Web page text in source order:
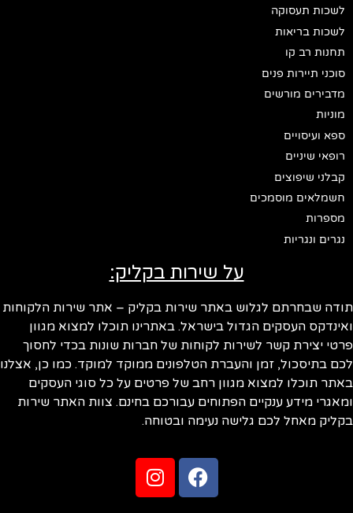
לשכות תעסוקה
לשכות בריאות
תחנות רב קו
סוכני תיירות פנים
מדבירים מורשים
מוניות
ספא ועיסויים
רופאי שיניים
קבלני שיפוצים
חשמלאים מוסמכים
מספרות
נגרים ונגריות
על שירות בקליק:
שבחרתם לגלוש באתר שירות בקליק – אתר שירות הלקוחות
העסקים הגדול בישראל. באתרינו תוכלו למצוא מגוון
יצירת קשר לשירות לקוחות של חברות שונות בכדי לחסוך
בתיסכול, זמן והעברת הטלפונים ממוקד למוקד. כמו כן, אצלנו
תוכלו למצוא מגוון רחב של פרטים על כל סוגי העסקים
מידע ענקיים הפתוחים עבורכם בחינם. צוות האתר שירות
מאחל לכם גלישה נעימה ובטוחה.